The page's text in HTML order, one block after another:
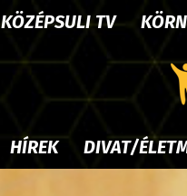
KÖZÉPSULI TV
HÍREK DIVAT/